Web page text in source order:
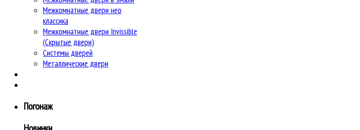
Межкомнатные двери нео
классика
Межкомнатные двери Invissible
(Скрытые двери)
Системы дверей
Металлические двери
Погонаж